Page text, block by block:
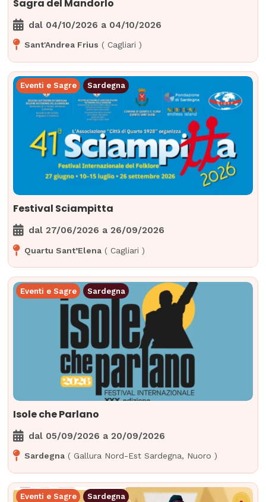
Sagra del Mandorlo
dal 04/10/2026 a 04/10/2026
Sant'Andrea Frius ( Cagliari )
Eventi e Sagre Sardegna
Festival Sciampitta
dal27/06/2026 a 26/09/2026
Quartu Sant’Elena ( Cagliari )
Eventi e Sagre Sardegna
Isole che Parlano
dal 05/09/2026 a 20/09/2026
Sardegna ( Gallura Nord-Est Sardegna, Nuoro )
Eventi e Sagre Sardegna